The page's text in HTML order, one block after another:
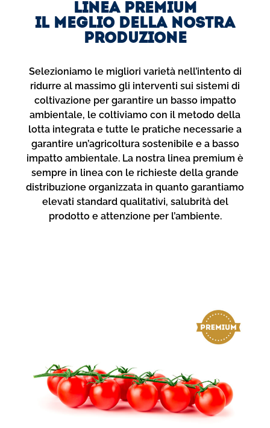
LINEA PREMIUM
IL MEGLIO DELLA NOSTRA
PRODUZIONE
Selezioniamo le migliori varietà nell’intento di
ridurre al massimo gli interventi sui sistemi di
coltivazione per garantire un basso impatto
ambientale, le coltiviamo con il metodo della
lotta integrata e tutte le pratiche necessarie a
garantire un’agricoltura sostenibile e a basso
impatto ambientale. La nostra linea premium è
sempre in linea con le richieste della grande
distribuzione organizzata in quanto garantiamo
elevati standard qualitativi, salubrità del
prodotto e attenzione per l’ambiente.